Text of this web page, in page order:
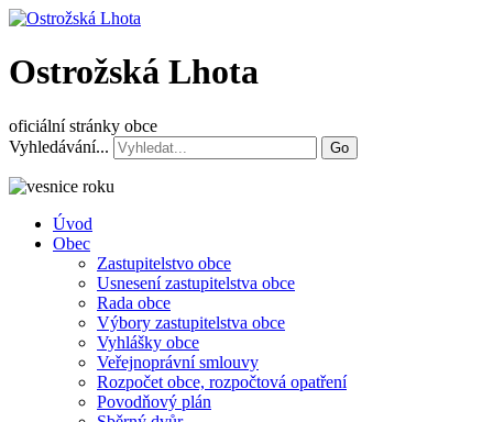
Ostrožská Lhota
oficiální stránky obce
Vyhledávání...
Go
Úvod
Obec
Zastupitelstvo obce
Usnesení zastupitelstva obce
Rada obce
Výbory zastupitelstva obce
Vyhlášky obce
Veřejnoprávní smlouvy
Rozpočet obce, rozpočtová opatření
Povodňový plán